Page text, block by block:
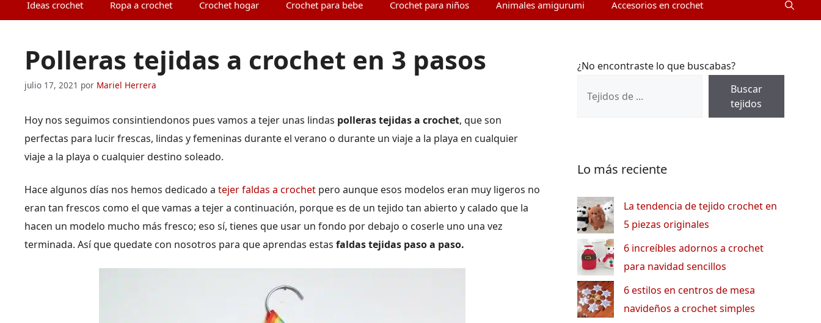
Ideas crochet Ropa a crochet Crochet hogar Crochet para bebe Crochet para niños Animales amigurumi Accesorios en crochet
Polleras tejidas a crochet en 3 pasos
julio 17, 2021 por Mariel Herrera
Hoy nos seguimos consintiendonos pues vamos a tejer unas lindas polleras tejidas a crochet, que son
perfectas para lucir frescas, lindas y femeninas durante el verano o durante un viaje a la playa en cualquier
viaje a la playa o cualquier destino soleado.
Hace algunos días nos hemos dedicado a tejer faldas a crochet pero aunque esos modelos eran muy ligeros no
eran tan frescos como el que vamas a tejer a continuación, porque es de un tejido tan abierto y calado que la
hacen un modelo mucho más fresco; eso sí, tienes que usar un fondo por debajo o coserle uno una vez
terminada. Así que quedate con nosotros para que aprendas estas faldas tejidas paso a paso.
¿No encontraste lo que buscabas?
Buscar
tejidos
Lo más reciente
La tendencia de tejido crochet en
5 piezas originales
6 increíbles adornos a crochet
para navidad sencillos
6 estilos en centros de mesa
navideños a crochet simples